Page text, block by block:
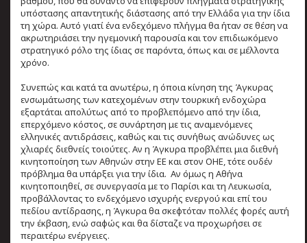
υπόστασης απαντητικής διάστασης από την Ελλάδα για την ίδια
τη χώρα. Αυτό γιατί ένα ενδεχόμενο πλήγμα θα ήταν σε θέση να
ακρωτηριάσει την ηγεμονική παρουσία και τον επιδιωκόμενο
στρατηγικό ρόλο της ίδιας σε παρόντα, όπως και σε μέλλοντα
χρόνο.
Συνεπώς και κατά τα ανωτέρω, η όποια κίνηση της Άγκυρας
ενσωμάτωσης των κατεχομένων στην τουρκική ενδοχώρα
εξαρτάται απολύτως από το προβλεπόμενο από την ίδια,
επερχόμενο κόστος, σε συνάρτηση με τις αναμενόμενες
ελληνικές αντιδράσεις, καθώς και τις συνήθως ανώδυνες ως
χλιαρές διεθνείς τοιούτες. Αν η Άγκυρα προβλέπει μια διεθνή
κινητοποίηση των Αθηνών στην ΕΕ και στον ΟΗΕ, τότε ουδέν
πρόβλημα θα υπάρξει για την ίδια. Αν όμως η Αθήνα
κινητοποιηθεί, σε συνεργασία με το Παρίσι και τη Λευκωσία,
προβάλλοντας το ενδεχόμενο ισχυρής ενεργού και επί του
πεδίου αντίδρασης, η Άγκυρα θα σκεφτόταν πολλές φορές αυτή
την έκβαση, ενώ σαφώς και θα δίσταζε να προχωρήσει σε
περαιτέρω ενέργειες.